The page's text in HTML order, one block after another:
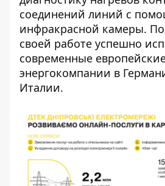
соединений линий с
инфракрасной камеры.
своей работе успешно
современные
энергокомпании в
Италии.